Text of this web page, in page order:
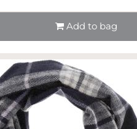
Add to bag